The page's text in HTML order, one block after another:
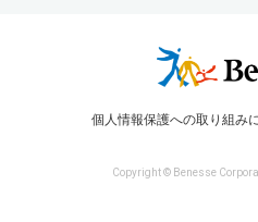
個人情報保護への取り組み
Copyright © Benesse